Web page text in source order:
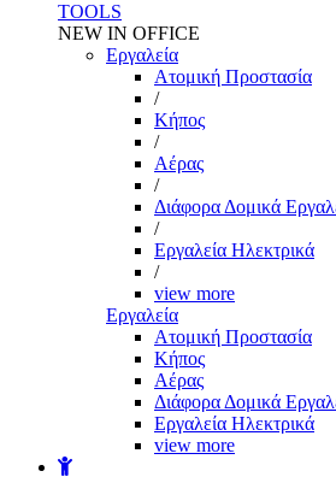
TOOLS
NEW IN OFFICE
Εργαλεία
Aτομική Προστασία
/
Kήπος
/
Αέρας
/
Διάφορα Δομικά
/
Εργαλεία Ηλεκτρικά
/
view more
Εργαλεία
Aτομική Προστασία
Kήπος
Αέρας
Διάφορα Δομικά
Εργαλεία Ηλεκτρικά
view more